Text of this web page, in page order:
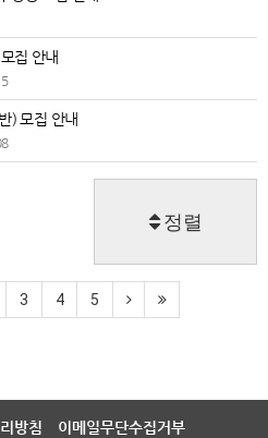
집 안내
) 모집 안내
정렬
3 4 5
방침 이메일무단수집거부